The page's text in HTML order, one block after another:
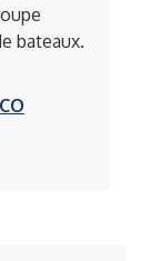
bateaux.